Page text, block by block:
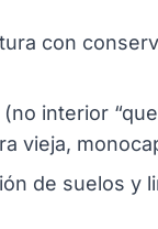
con
(no interior
vieja,
de suelos y